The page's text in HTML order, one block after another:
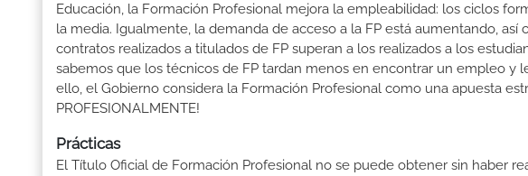
Educación, la Formación Profesional mejora la empleabilidad: los ciclos
la media. Igualmente, la demanda de acceso a la FP está aumentando,
contratos realizados a titulados de FP superan a los realizados a los
sabemos que los técnicos de FP tardan menos en encontrar un empleo y
ello, el Gobierno considera la Formación Profesional como una apuesta
PROFESIONALMENTE!
Prácticas
El Título Oficial de Formación Profesional no se puede obtener sin haber